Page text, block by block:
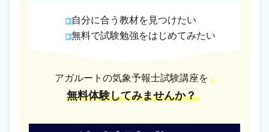
自分に合う教材を見つけたい
無料で試験勉強をはじめてみたい
アガルートの気象予報士試験講座を
無料体験してみませんか？